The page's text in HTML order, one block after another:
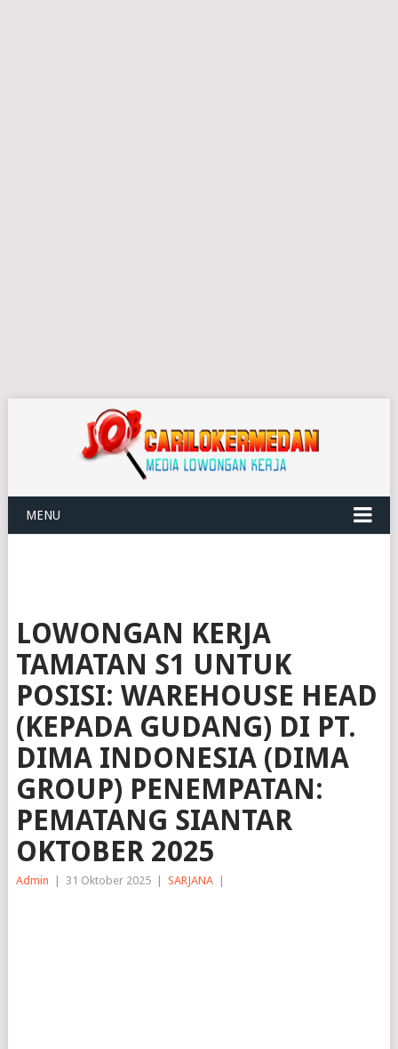
MENU
LOWONGAN KERJA
TAMATAN S1 UNTUK
POSISI: WAREHOUSE HEAD
(KEPADA GUDANG) DI PT.
DIMA INDONESIA (DIMA
GROUP) PENEMPATAN:
PEMATANG SIANTAR
OKTOBER 2025
Admin 31 Oktober 2025 SARJANA